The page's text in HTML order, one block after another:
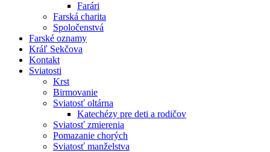
Farári
Farská charita
Spoločenstvá
Farské oznamy
Kráľ Sekčova
Kontakt
Sviatosti
Krst
Birmovanie
Sviatosť oltárna
Katechézy pre deti a rodičov
Sviatosť zmierenia
Pomazanie chorých
Sviatosť manželstva